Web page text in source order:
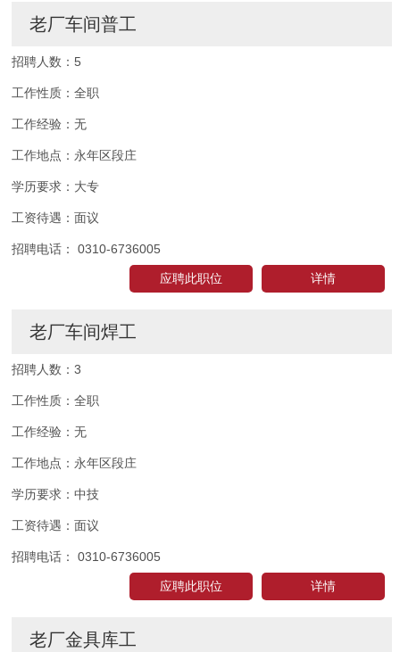
老厂车间普工
招聘人数：5
工作性质：全职
工作经验：无
工作地点： 永年区段庄
学历要求： 大专
工资待遇：面议
招聘电话： 0310-6736005
详情
应聘此职位
老厂车间焊工
招聘人数：3
工作性质：全职
工作经验：无
工作地点： 永年区段庄
学历要求：中技
工资待遇：面议
招聘电话： 0310-6736005
详情
应聘此职位
老厂金具库工